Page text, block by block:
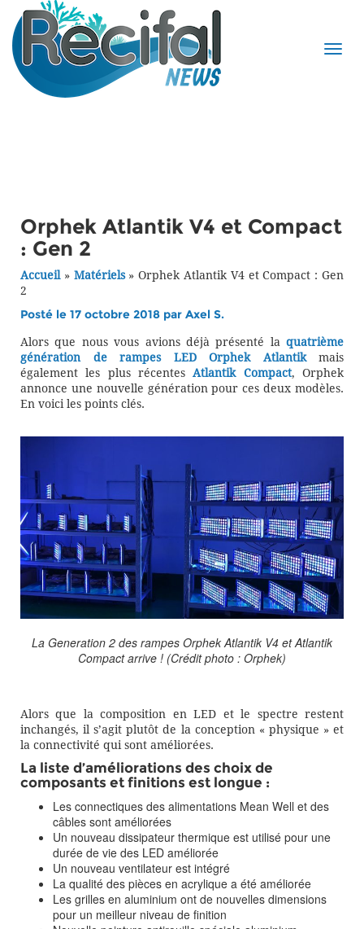
Orphek Atlantik V4 et Compact
: Gen 2
Accueil» Matériels»Orphek Atlantik V4 et Compact : Gen
2
Posté le 17 octobre 2018 par Axel S.
Alors que nous vous avions déjà présenté la quatrième
génération de rampes LED Orphek Atlantikmais
également les plus récentesAtlantik Compact, Orphek
annonce une nouvelle génération pour ces deux modèles.
En voici les points clés.
La Generation 2 des rampes Orphek Atlantik V4 et Atlantik
Compact arrive ! (Crédit photo : Orphek)
Alors que la composition en LED et le spectre restent
inchangés, il s’agit plutôt de la conception « physique » et
la connectivité qui sont améliorées.
La liste d’améliorations des choix de
composants et finitions est longue :
Les connectiques des alimentations Mean Well et des
câbles sont améliorées
Un nouveau dissipateur thermique est utilisé pour une
durée de vie des LED améliorée
Un nouveau ventilateur est intégré
La qualité des pièces en acrylique a été améliorée
Les grilles en aluminium ont de nouvelles dimensions
pour un meilleur niveau de finition